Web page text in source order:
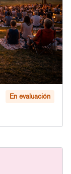
En evaluación